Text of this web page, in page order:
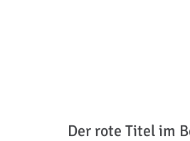
Der rote Titel im